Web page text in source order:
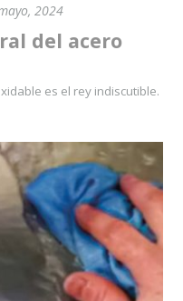
2024
del acero
es el rey indiscutible.